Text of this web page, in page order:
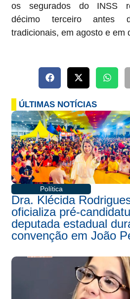
os segurados do INSS
décimo terceiro antes
tradicionais, em agosto e em
ÚLTIMAS NOTÍCIAS
Política
Dra. Klécida
oficializa pré-
deputada estadual
convenção em João